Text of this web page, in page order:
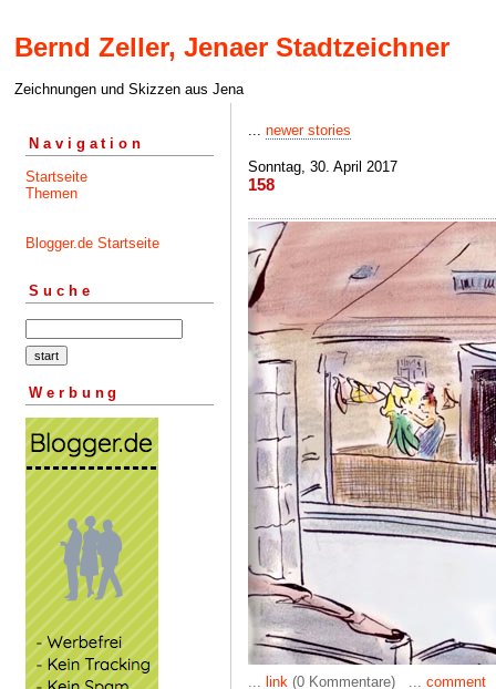
Bernd Zeller, Jenaer Stadtzeichner
Zeichnungen und Skizzen aus Jena
Navigation
Startseite
Themen
Blogger.de Startseite
Suche
Werbung
... newer stories
Sonntag, 30. April 2017
158
... link (0 Kommentare) ... comment